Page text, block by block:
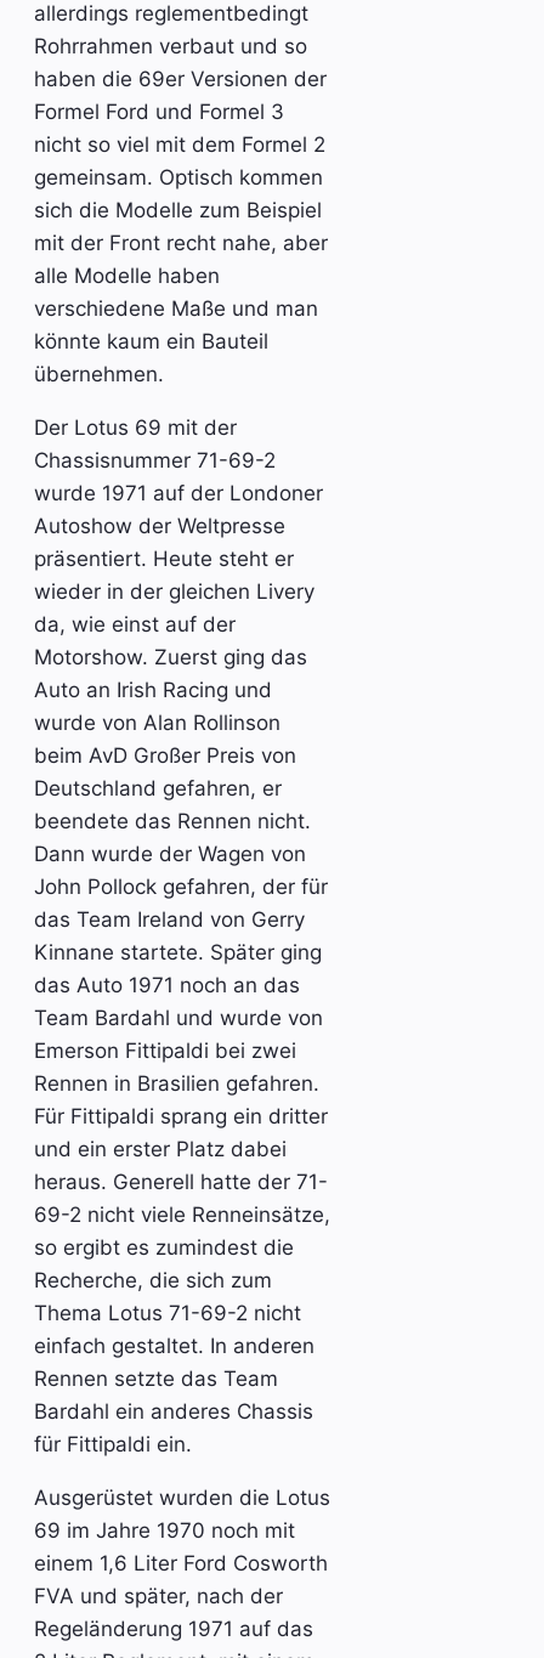
allerdings reglementbedingt
Rohrrahmen verbaut und so
haben die 69er Versionen der
Formel Ford und Formel 3
nicht so viel mit dem Formel 2
gemeinsam. Optisch kommen
sich die Modelle zum Beispiel
mit der Front recht nahe, aber
alle Modelle haben
verschiedene Maße und man
könnte kaum ein Bauteil
übernehmen.
Der Lotus 69 mit der
Chassisnummer 71-69-2
wurde 1971 auf der Londoner
Autoshow der Weltpresse
präsentiert. Heute steht er
wieder in der gleichen Livery
da, wie einst auf der
Motorshow. Zuerst ging das
Auto an Irish Racing und
wurde von Alan Rollinson
beim AvD Großer Preis von
Deutschland gefahren, er
beendete das Rennen nicht.
Dann wurde der Wagen von
John Pollock gefahren, der für
das Team Ireland von Gerry
Kinnane startete. Später ging
das Auto 1971 noch an das
Team Bardahl und wurde von
Emerson Fittipaldi bei zwei
Rennen in Brasilien gefahren.
Für Fittipaldi sprang ein dritter
und ein erster Platz dabei
heraus. Generell hatte der 71-
69-2 nicht viele Renneinsätze,
so ergibt es zumindest die
Recherche, die sich zum
Thema Lotus 71-69-2 nicht
einfach gestaltet. In anderen
Rennen setzte das Team
Bardahl ein anderes Chassis
für Fittipaldi ein.
Ausgerüstet wurden die Lotus
69 im Jahre 1970 noch mit
einem 1,6 Liter Ford Cosworth
FVA und später, nach der
Regeländerung 1971 auf das